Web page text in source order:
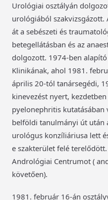
Urológiai osztályán
urológiából szakvizsgázott.
át a sebészeti és
betegellátásban és az
dolgozott. 1974-ben
Klinikának, ahol 1981.
április 20-tól tanársegédi,
kinevezést nyert,
pyelonephritis kutatásában
belföldi tanulmányi út után
urológus konzíliáriusa lett
e szakterület felé
Andrológiai Centrumot (
követően).
1981. február 16-án